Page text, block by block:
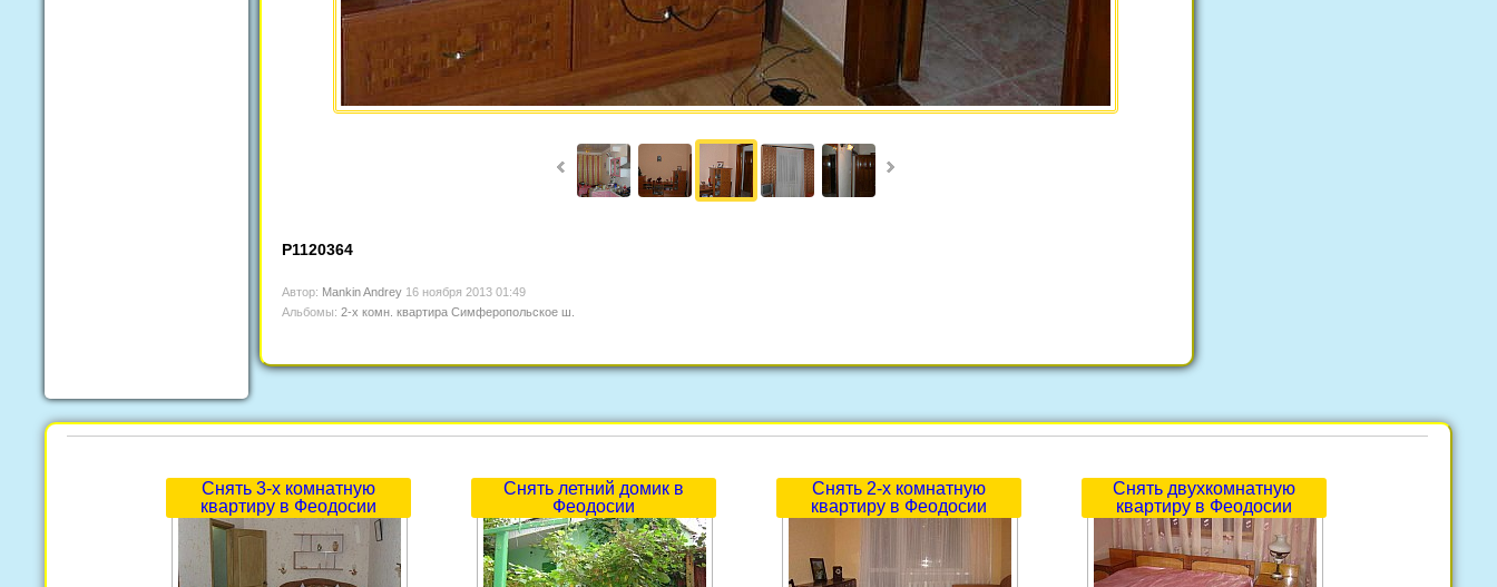
P1120364
Автор: Mankin Andrey 16 ноября 2013 01:49
Альбомы: 2-х комн. квартира Симферопольское ш.
Снять 3-х комнатную
квартиру в Феодосии
Снять летний домик в
Феодосии
Снять 2-х комнатную
квартиру в Феодосии
Снять двухкомнатную
квартиру в Феодосии